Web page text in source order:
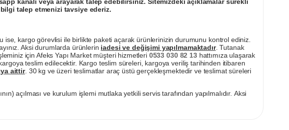
talep etmenizi tavsiye ederiz.
kargo görevlisi ile birlikte paketi açarak ürünlerinizin durumunu kontrol ediniz.
Aksi durumlarda ürünlerin iadesi ve değişimi yapılmamaktadır. Tutanak
için Afeks Yapı Market müşteri hizmetleri 0533 030 82 13hattımıza ulaşarak
teslim edilecektir. Kargo teslim süreleri, kargoya veriliş tarihinden itibaren
aittir. 30 kg ve üzeri teslimatlar araç üstü gerçekleşmektedir ve teslimat süreleri
açılması ve kurulum işlemi mutlaka yetkili servis tarafından yapılmalıdır. Aksi